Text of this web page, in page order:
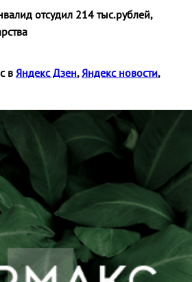
отсудил 214 тыс.рублей,
в Яндекс Дзен, Яндекс новости,